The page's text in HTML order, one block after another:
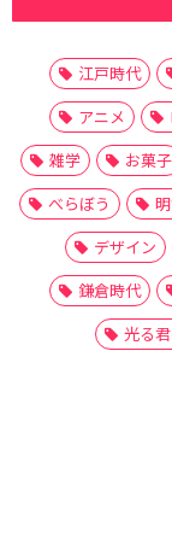
江戸時代
アニメ
雑学
お菓子
べらぼう
デザイン
鎌倉時代
光る